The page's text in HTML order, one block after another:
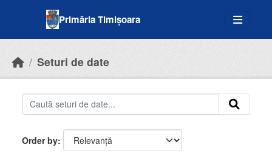
Primăria Timișoara
Seturi de date
Order by